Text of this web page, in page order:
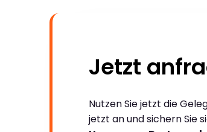
Jetzt
Nutzen Sie jetzt die
jetzt an und sichern Sie